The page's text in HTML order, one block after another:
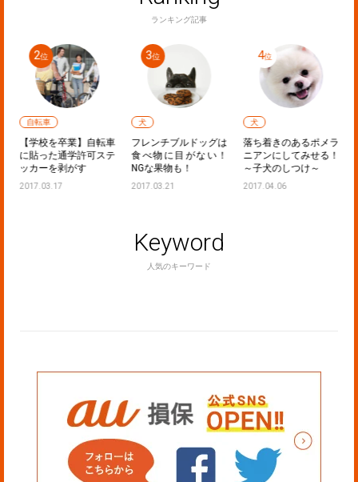
ランキング記事
自転車
【学校を卒業】自転車
に貼った通学許可ステ
ッカーを剥がす
2017.03.17
犬
フレンチブルドッグは
食べ物に目がない！
NGな果物も！
2017.03.21
犬
落ち着きのあるポメラ
ニアンにしてみせる！
～子犬のしつけ～
2017.04.06
Keyword
人気のキーワード